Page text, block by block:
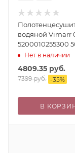
водяной Vimarr
5200010255300
черный, с полкой
Нет в наличии
4809.35 руб.
7399руб. -35%
В